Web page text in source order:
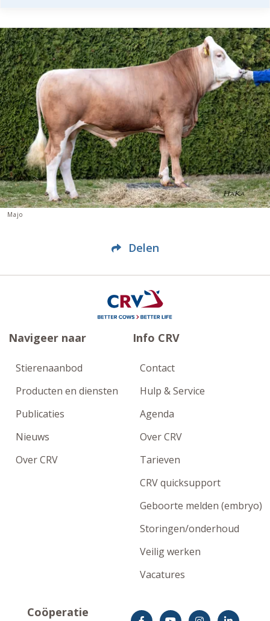
Majo
Delen
Navigeer naar
Stierenaanbod
Producten en diensten
Publicaties
Nieuws
Over CRV
Info CRV
Contact
Hulp & Service
Agenda
Over CRV
Tarieven
CRV quicksupport
Geboorte melden (embryo)
Storingen/onderhoud
Veilig werken
Vacatures
Coöperatie